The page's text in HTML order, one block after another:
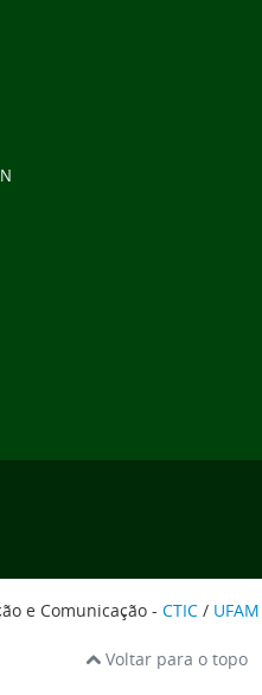
e Comunicação - CTIC / UFAM
Voltar para o topo